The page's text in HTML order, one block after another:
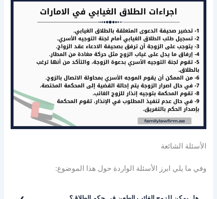
الأسئلة الشائعة
وفي ما يلي ابرز الأسئلة الواردة حول هذا الموضوع: